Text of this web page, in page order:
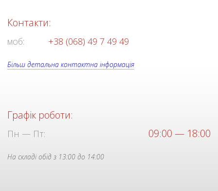
Контакти:
моб: +38 (068) 49 7 49 49
Більш детальна контактна інформація
Графік роботи:
Пн — Пт: 09:00 — 18:00
На складі обід з 13:00 до 14:00